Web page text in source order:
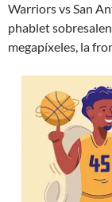
Warriors vs San
phablet
megapíxeles, la